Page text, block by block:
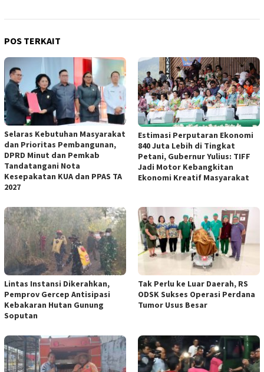
POS TERKAIT
Selaras Kebutuhan Masyarakat
dan Prioritas Pembangunan,
DPRD Minut dan Pemkab
Tandatangani Nota
Kesepakatan KUA dan PPAS TA
2027
Estimasi Perputaran Ekonomi
840 Juta Lebih di Tingkat
Petani, Gubernur Yulius: TIFF
Jadi Motor Kebangkitan
Ekonomi Kreatif Masyarakat
Lintas Instansi Dikerahkan,
Pemprov Gercep Antisipasi
Kebakaran Hutan Gunung
Soputan
Tak Perlu ke Luar Daerah, RS
ODSK Sukses Operasi Perdana
Tumor Usus Besar